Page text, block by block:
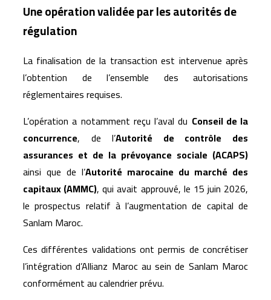
Une opération validée par les autorités de
régulation
La finalisation de la transaction est intervenue après
l’obtention de l’ensemble des autorisations
réglementaires requises.
L’opération a notamment reçu l’aval du Conseil de la
concurrence, de l’Autorité de contrôle des
assurances et de la prévoyance sociale (ACAPS)
ainsi que de l’Autorité marocaine du marché des
capitaux (AMMC), qui avait approuvé, le 15 juin 2026,
le prospectus relatif à l’augmentation de capital de
Sanlam Maroc.
Ces différentes validations ont permis de concrétiser
l’intégration d’Allianz Maroc au sein de Sanlam Maroc
conformément au calendrier prévu.